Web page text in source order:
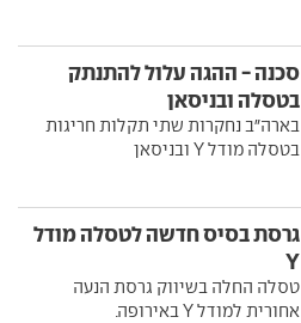
סכנה - ההגה עלול להתנתק
בטסלה ובניסאן
בארה"ב נחקרות שתי תקלות חריגות
בטסלה מודל Y ובניסאן
גרסת בסיס חדשה לטסלה מודל
Y
טסלה החלה בשיווק גרסת הנעה
אחורית למודל Y באירופה.